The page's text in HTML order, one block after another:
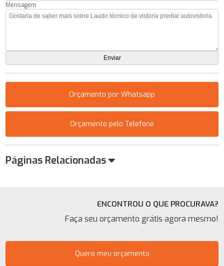
Mensagem
Orçamento por Whatsapp
Orçamento pelo Telefone
Páginas Relacionadas
ENCONTROU O QUE PROCURAVA?
Faça seu orçamento grátis agora mesmo!
Quero meu orçamento